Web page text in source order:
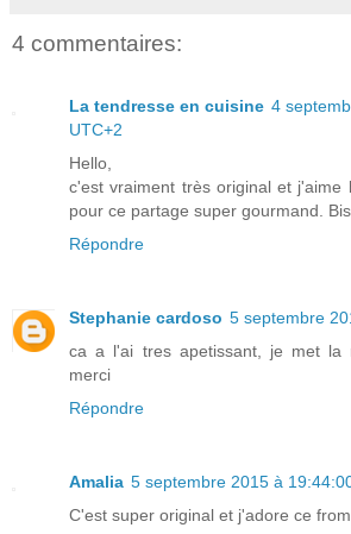
4 commentaires:
La tendresse en cuisine 4
UTC+2
Hello,
c'est vraiment très original et j'aime
pour ce partage super gourmand.
Répondre
Stephanie cardoso 5 septembre
ca a l'ai tres apetissant, je met la
merci
Répondre
Amalia 5 septembre 2015 à
C'est super original et j'adore ce